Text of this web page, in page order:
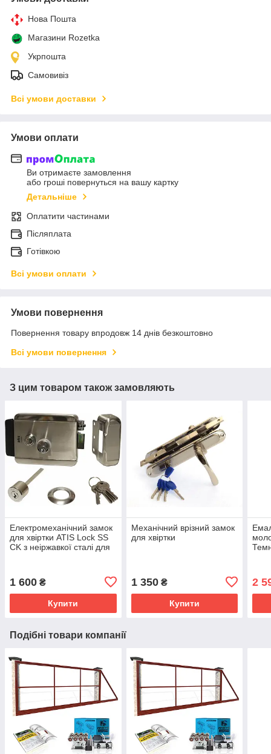
Нова Пошта
Магазини Rozetka
Укрпошта
Самовивіз
Всі умови доставки
Умови оплати
Ви отримаєте замовлення
або гроші повернуться на вашу картку
Детальніше
Оплатити частинами
Післяплата
Готівкою
Всі умови оплати
Умови повернення
Повернення товару впродовж 14 днів безкоштовно
Всі умови повернення
З цим товаром також замовляють
Електромеханічний замок
для хвіртки ATIS Lock SS
CK з неіржавкої сталі для
1 600 ₴
Купити
Механічний врізний замок
для хвіртки
1 350₴
Купити
2
Подібні товари компанії